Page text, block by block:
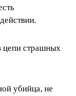
цепи страшных
убийца, не